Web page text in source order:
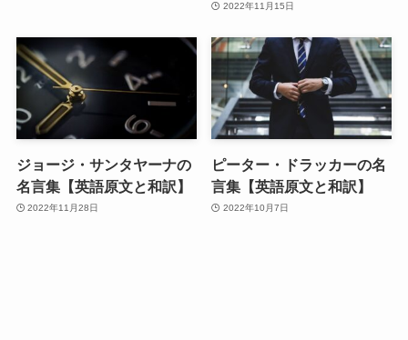
2022年11月15日
ジョージ・サンタヤーナの
名言集【英語原文と和訳】
2022年11月28日
ピーター・ドラッカーの名
言集【英語原文と和訳】
2022年10月7日